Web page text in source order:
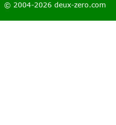
© 2004-2026 deux-zero.com